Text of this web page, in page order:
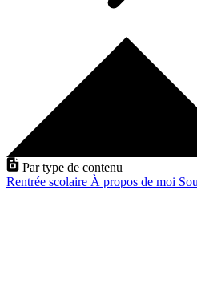
Par type de contenu
Rentrée scolaire À propos de moi